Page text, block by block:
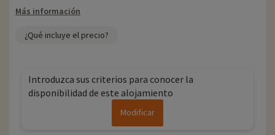
Más información
¿Qué incluye el precio?
Introduzca sus criterios para conocer la
disponibilidad de este alojamiento
Modificar